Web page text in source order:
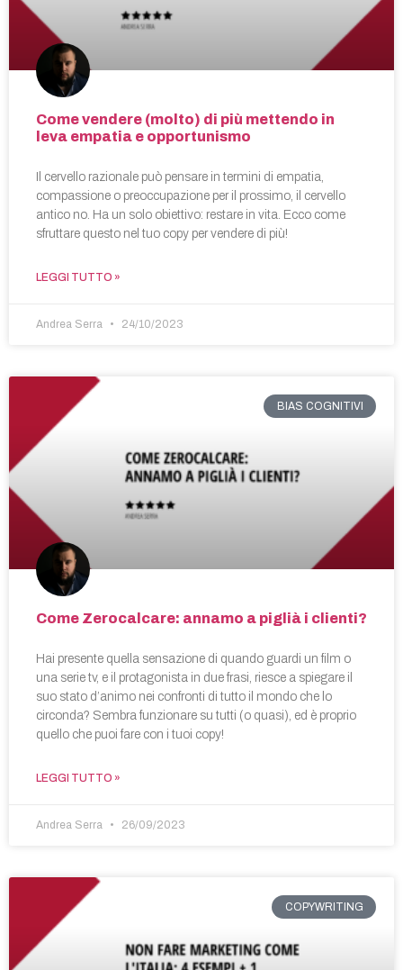
Come vendere (molto) di più mettendo in
leva empatia e opportunismo
Il cervello razionale può pensare in termini di empatia,
compassione o preoccupazione per il prossimo, il cervello
antico no. Ha un solo obiettivo: restare in vita. Ecco come
sfruttare questo nel tuo copy per vendere di più!
LEGGI TUTTO »
Andrea Serra 24/10/2023
BIAS COGNITIVI
Come Zerocalcare: annamo a piglià i clienti?
Hai presente quella sensazione di quando guardi un film o
una serie tv, e il protagonista in due frasi, riesce a spiegare il
suo stato d’animo nei confronti di tutto il mondo che lo
circonda? Sembra funzionare su tutti (o quasi), ed è proprio
quello che puoi fare con i tuoi copy!
LEGGI TUTTO »
Andrea Serra 26/09/2023
COPYWRITING